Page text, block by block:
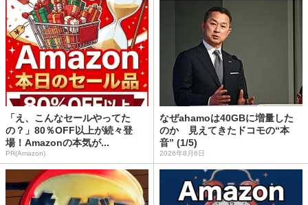
「え、こんなセールやってた
の？」80％OFF以上が続々登
場！Amazonの本気が...
PR(Amazon)
なぜahamoは40GBに増量した
のか 見えてきたドコモの“本
音” (1/5)
2026年8月6日